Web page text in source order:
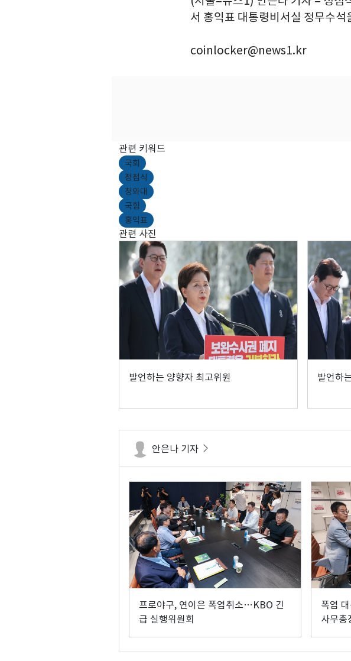
서 홍익표 대통령비서실 정무수
coinlocker@news1.kr
관련 키워드
국회
정점식
청와대
국힘
홍익표
관련 사진
발언하는 양향자 최고위원 발언하
안은나 기자
프로야구, 연이은 폭염취소…KBO 긴
급 실행위원회
폭염
사무총